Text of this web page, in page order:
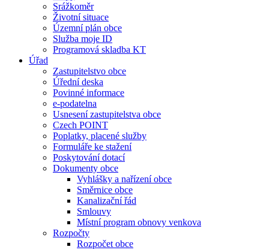
Srážkoměr
Životní situace
Územní plán obce
Služba moje ID
Programová skladba KT
Úřad
Zastupitelstvo obce
Úřední deska
Povinné informace
e-podatelna
Usnesení zastupitelstva obce
Czech POINT
Poplatky, placené služby
Formuláře ke stažení
Poskytování dotací
Dokumenty obce
Vyhlášky a nařízení obce
Směrnice obce
Kanalizační řád
Smlouvy
Místní program obnovy venkova
Rozpočty
Rozpočet obce